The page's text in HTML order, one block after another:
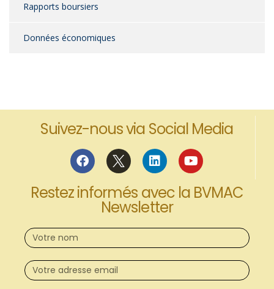
Rapports boursiers
Données économiques
Suivez-nous via Social Media
Restez informés avec la BVMAC
Newsletter